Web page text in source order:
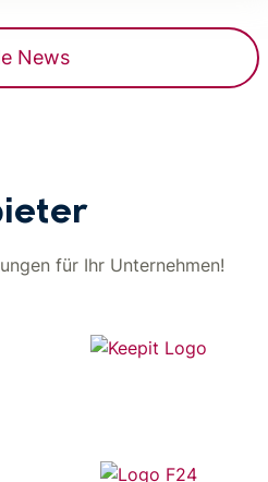
News
für Ihr Unternehmen!